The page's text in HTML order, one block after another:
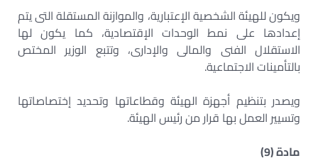
ويكون للهيئة الشخصية الإعتبارية، والموازنة المستقلة التى يتم
إعدادها على نمط الوحدات الإقتصادية، كما يكون لها
الاستقلال الفنى والمالى والإدارى، وتتبع الوزير المختص
بالتأمينات الاجتماعية.
ويصدر بتنظيم أجهزة الهيئة وقطاعاتها وتحديد إختصاصاتها
وتسيير العمل بها قرار من رئيس الهيئة.
مادة (9 (